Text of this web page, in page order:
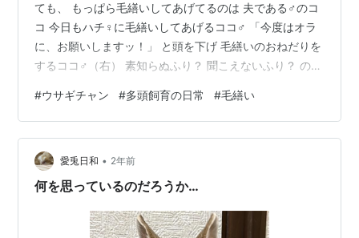
ても、 もっぱら毛繕いしてあげてるのは 夫である♂のコ
コ 今日もハチ♀に毛繕いしてあげるココ♂ 「今度はオラ
に、お願いしますッ！」 と頭を下げ 毛繕いのおねだりを
するココ♂（右） 素知らぬふり？ 聞こえないふり？ のハ
息子（ココ）が 可哀想で仕方ないんだけど 「うちの嫁
（ハチ）ときたら💧」 やばいッ！！！ これが世間でよく
言う 嫁と姑問題か！！！ 並んで座るときも なぜかココ
♂（右）が３歩下がってる？(;^_^A まぁ、基本、仲が良い
のだから ヨシとしましょう🎵 それに、 夫婦の問題に…
#ウサギチャン #多頭飼育の日常 #毛繕い
愛兎日和 • 2年前
何を思っているのだろうか…